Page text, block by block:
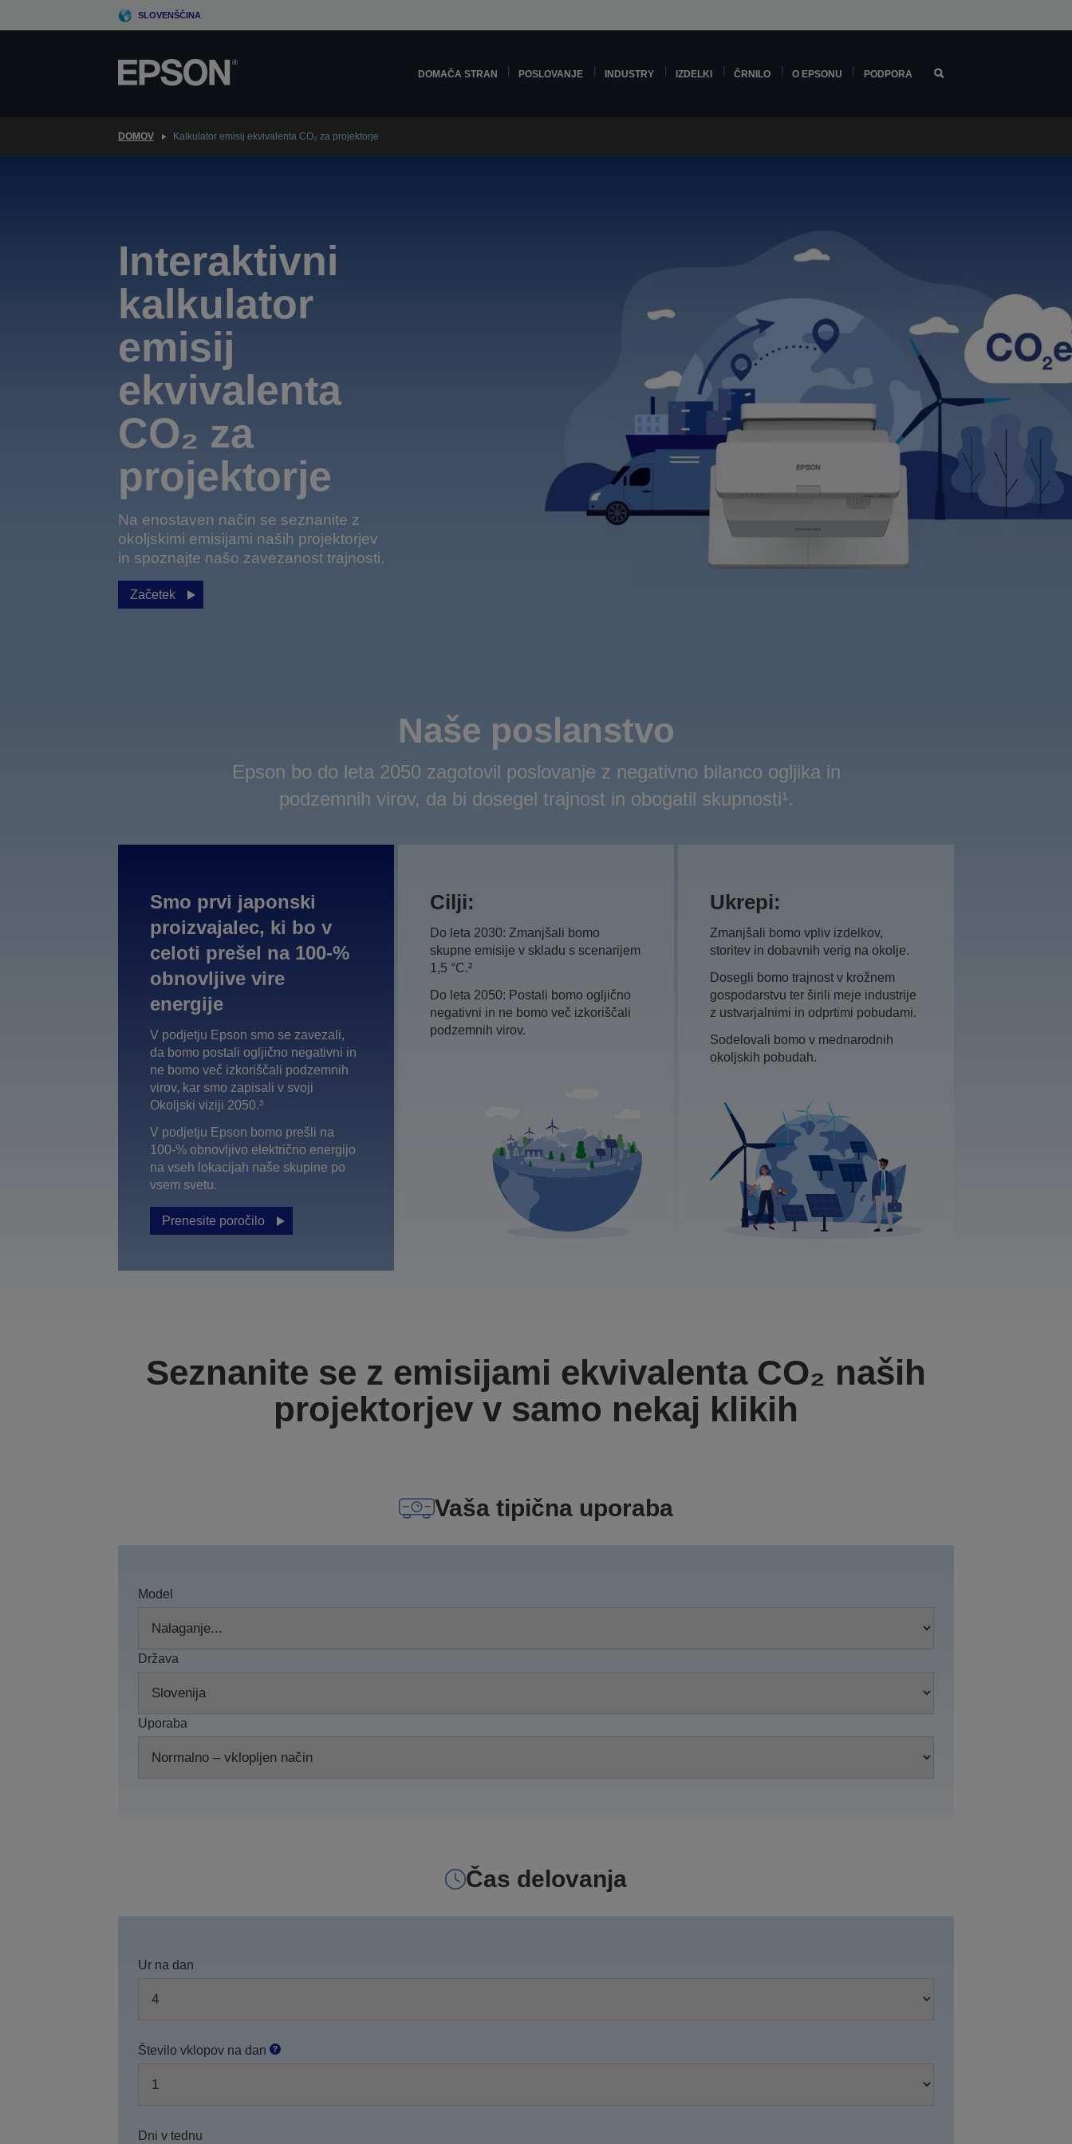
to
SLOVENŠČINA
DOMAČA STRAN POSLOVANJE INDUSTRY IZDELKI ČRNILO O EPSONU PODPORA
DOMOV Kalkulator emisij ekvivalenta CO₂ za projektorje
Interaktivni
kalkulator
emisij
ekvivalenta
CO₂ za
projektorje
Na enostaven način se seznanite z
okoljskimi emisijami naših projektorjev
in spoznajte našo zavezanost trajnosti.
Začetek
Naše poslanstvo
Epson bo do leta 2050 zagotovil poslovanje z negativno bilanco ogljika in
podzemnih virov, da bi dosegel trajnost in obogatil skupnosti¹.
Smo prvi japonski
proizvajalec, ki bo v
celoti prešel na 100-%
obnovljive vire
energije
V podjetju Epson smo se zavezali,
da bomo postali ogljično negativni in
ne bomo več izkoriščali podzemnih
virov, kar smo zapisali v svoji
Okoljski viziji 2050.³
V podjetju Epson bomo prešli na
100-% obnovljivo električno energijo
na vseh lokacijah naše skupine po
vsem svetu.
Prenesite poročilo
Cilji:
Do leta 2030: Zmanjšali bomo
skupne emisije v skladu s scenarijem
1,5 °C.²
Do leta 2050: Postali bomo ogljično
negativni in ne bomo več izkoriščali
podzemnih virov.
Ukrepi:
Zmanjšali bomo vpliv izdelkov,
storitev in dobavnih verig na okolje.
Dosegli bomo trajnost v krožnem
gospodarstvu ter širili meje industrije
z ustvarjalnimi in odprtimi pobudami.
Sodelovali bomo v mednarodnih
okoljskih pobudah.
Seznanite se z emisijami ekvivalenta CO₂ naših
projektorjev v samo nekaj klikih
Vaša tipična uporaba
Model
Država
Uporaba
Čas delovanja
Ur na dan
Število vklopov na dan
Dni v tednu